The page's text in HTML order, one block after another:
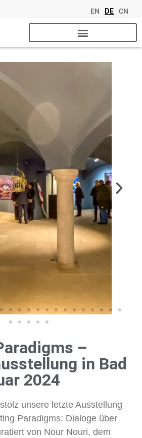
EN DE CN
–
in Bad
2024
unsere letzte Ausstellung
Paradigms: Dialoge über
von Nour Nouri, dem